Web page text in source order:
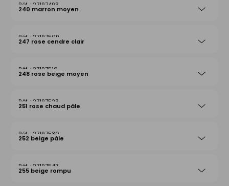
27197493
240 marron moyen
27197509
247 rose cendre clair
27197516
248 rose beige moyen
27197523
251 rose chaud pâle
27197530
252 beige pâle
27197547
255 beige rompu